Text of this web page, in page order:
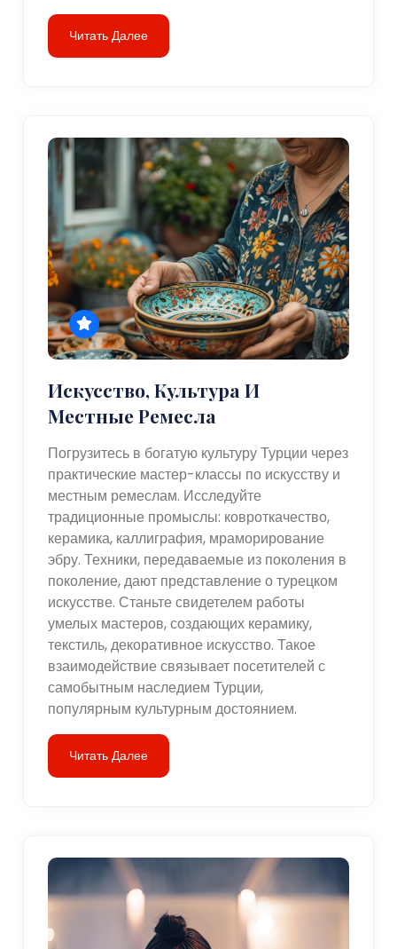
Читать Далее
Искусство, Культура И
Местные Ремесла
Погрузитесь в богатую культуру Турции через
практические мастер-классы по искусству и
местным ремеслам. Исследуйте
традиционные промыслы: ковроткачество,
керамика, каллиграфия, мраморирование
эбру. Техники, передаваемые из поколения в
поколение, дают представление о турецком
искусстве. Станьте свидетелем работы
умелых мастеров, создающих керамику,
текстиль, декоративное искусство. Такое
взаимодействие связывает посетителей с
самобытным наследием Турции,
популярным культурным достоянием.
Читать Далее